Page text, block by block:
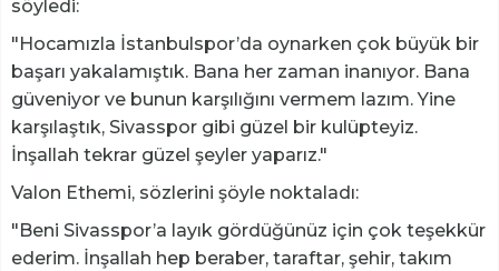
söyledi:
"Hocamızla İstanbulspor’da oynarken çok büyük bir
başarı yakalamıştık. Bana her zaman inanıyor. Bana
güveniyor ve bunun karşılığını vermem lazım. Yine
karşılaştık, Sivasspor gibi güzel bir kulüpteyiz.
İnşallah tekrar güzel şeyler yaparız."
Valon Ethemi, sözlerini şöyle noktaladı:
"Beni Sivasspor’a layık gördüğünüz için çok teşekkür
ederim. İnşallah hep beraber, taraftar, şehir, takım